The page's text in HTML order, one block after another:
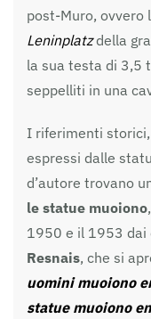
post-Muro, ovvero
Leninplatzdella
la sua testa di 3,5
seppelliti in una
I riferimenti
espressi dalle
d’autore trovano
le statue muoiono
1950 e il 1953 dai
Resnais, che si
uomini muoiono
statue muoiono